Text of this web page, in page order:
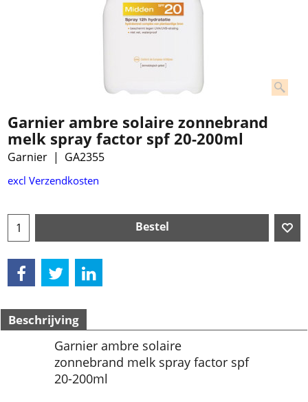
Garnier ambre solaire zonnebrand
melk spray factor spf 20-200ml
Garnier GA2355
excl Verzendkosten
Bestel
Beschrijving
Garnier ambre solaire
zonnebrand melk spray factor spf
20-200ml